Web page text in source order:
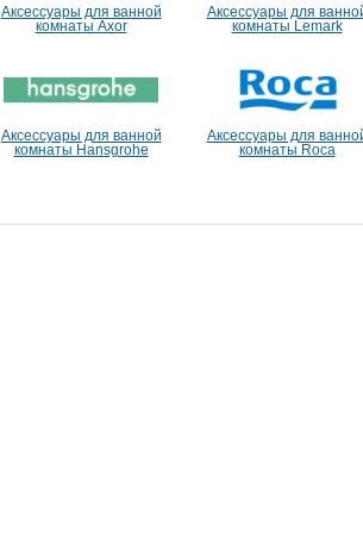
Аксессуары для ванной
комнаты Axor
Аксессуары для
комнаты Lemark
Аксессуары для ванной
комнаты Hansgrohe
Аксессуары для
комнаты Roca